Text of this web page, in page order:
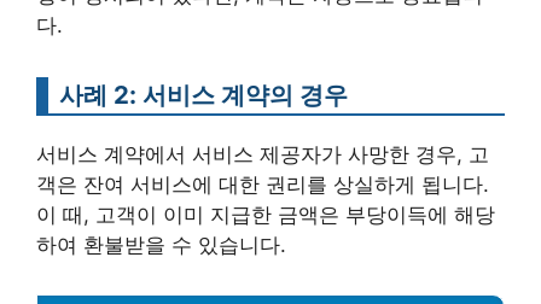
다.
사례 2: 서비스 계약의 경우
서비스 계약에서 서비스 제공자가 사망한 경우, 고
객은 잔여 서비스에 대한 권리를 상실하게 됩니다.
이 때, 고객이 이미 지급한 금액은 부당이득에 해당
하여 환불받을 수 있습니다.